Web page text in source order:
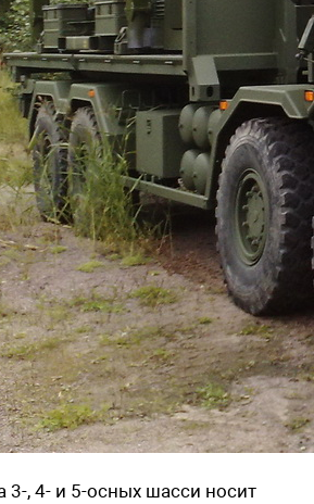
, 4- и 5-осных шасси носит